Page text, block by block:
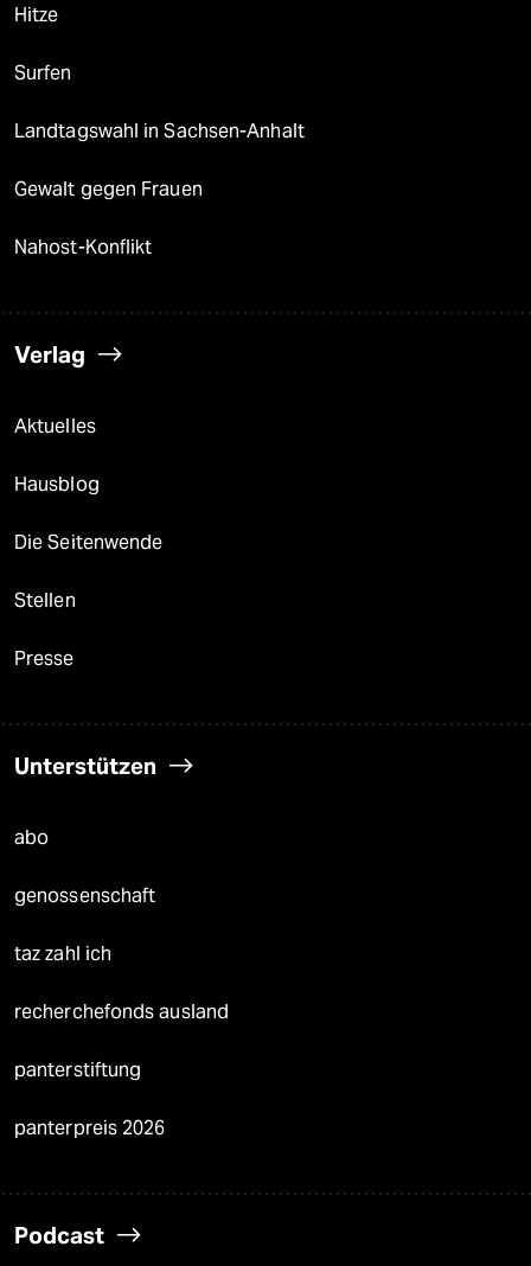
Hitze
Surfen
Landtagswahl in Sachsen-Anhalt
Gewalt gegen Frauen
Nahost-Konflikt
Verlag
Aktuelles
Hausblog
Die Seitenwende
Stellen
Presse
Unterstützen
abo
genossenschaft
taz zahl ich
recherchefonds ausland
panterstiftung
panterpreis 2026
Podcast